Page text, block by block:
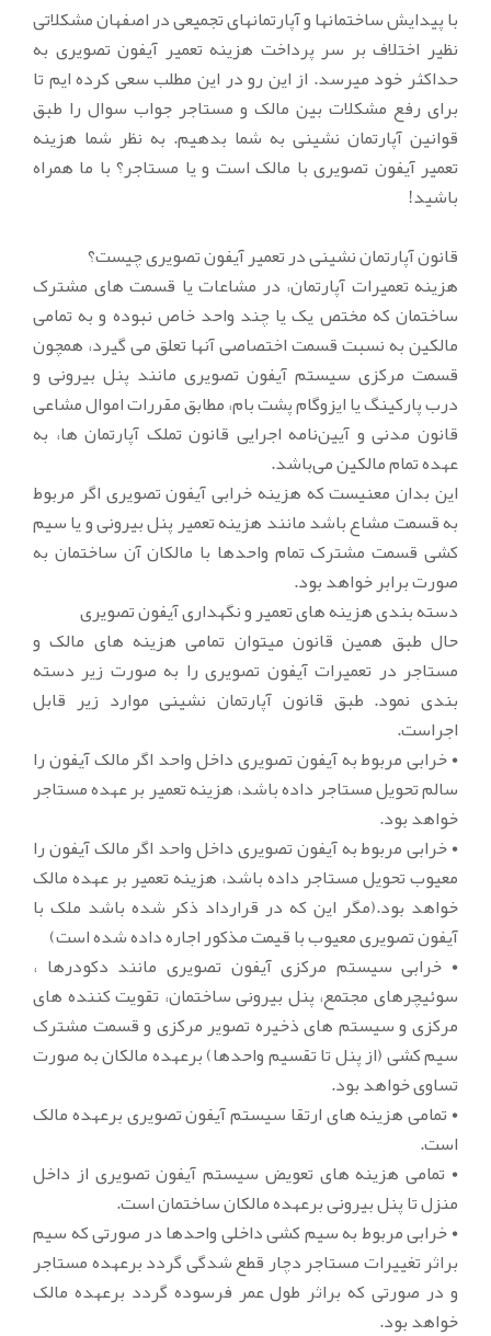
با پیدایش ساختمانها و آپارتمانهای تجمیعی در اصفهان مشکلاتی
نظیر اختلاف بر سر پرداخت هزینه تعمیر آیفون تصویری به
حداکثر خود میرسد. از این رو در این مطلب سعی کرده ایم تا
برای رفع مشکلات بین مالک و مستاجر جواب سوال را طبق
قوانین آپارتمان نشینی به شما بدهیم. به نظر شما هزینه
تعمیر آیفون تصویری با مالک است و یا مستاجر؟ با ما همراه
باشید!
قانون آپارتمان نشینی در تعمیر آیفون تصویری چیست؟
هزینه تعمیرات آپارتمان، در مشاعات یا قسمت های مشترک
ساختمان که مختص یک یا چند واحد خاص نبوده و به تمامی
مالکین به نسبت قسمت اختصاصی آنها تعلق می گیرد، همچون
قسمت مرکزی سیستم آیفون تصویری مانند پنل بیرونی و
درب پارکینگ یا ایزوگام پشت بام، مطابق مقررات اموال مشاعی
قانون مدنی و آیین‌نامه اجرایی قانون تملک آپارتمان ها، به
عهده تمام مالکین می‌باشد.
این بدان معنیست که هزینه خرابی آیفون تصویری اگر مربوط
به قسمت مشاع باشد مانند هزینه تعمیر پنل بیرونی و یا سیم
کشی قسمت مشترک تمام واحدها با مالکان آن ساختمان به
صورت برابر خواهد بود.
دسته بندی هزینه های تعمیر و نگهداری آیفون تصویری
حال طبق همین قانون میتوان تمامی هزینه های مالک و
مستاجر در تعمیرات آیفون تصویری را به صورت زیر دسته
بندی نمود. طبق قانون آپارتمان نشینی موارد زیر قابل
اجراست.
• خرابی مربوط به آیفون تصویری داخل واحد اگر مالک آیفون را
سالم تحویل مستاجر داده باشد، هزینه تعمیر بر عهده مستاجر
خواهد بود.
• خرابی مربوط به آیفون تصویری داخل واحد اگر مالک آیفون را
معیوب تحویل مستاجر داده باشد، هزینه تعمیر بر عهده مالک
خواهد بود.(مگر این که در قرارداد ذکر شده باشد ملک با
آیفون تصویری معیوب با قیمت مذکور اجاره داده شده است)
• خرابی سیستم مرکزی آیفون تصویری مانند دکودرها ،
سوئیچرهای مجتمع، پنل بیرونی ساختمان، تقویت کننده های
مرکزی و سیستم های ذخیره تصویر مرکزی و قسمت مشترک
سیم کشی (از پنل تا تقسیم واحدها) برعهده مالکان به صورت
تساوی خواهد بود.
• تمامی هزینه های ارتقا سیستم آیفون تصویری برعهده مالک
است.
• تمامی هزینه های تعویض سیستم آیفون تصویری از داخل
منزل تا پنل بیرونی برعهده مالکان ساختمان است.
• خرابی مربوط به سیم کشی داخلی واحدها در صورتی که سیم
براثر تغییرات مستاجر دچار قطع شدگی گردد برعهده مستاجر
و در صورتی که براثر طول عمر فرسوده گردد برعهده مالک
خواهد بود.